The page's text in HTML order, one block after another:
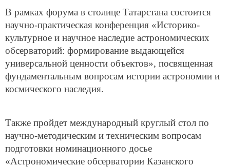
В рамках форума в столице Татарстана состоится
научно-практическая конференция «Историко-
культурное и научное наследие астрономических
обсерваторий: формирование выдающейся
универсальной ценности объектов», посвященная
фундаментальным вопросам истории астрономии и
космического наследия.
Также пройдет международный круглый стол по
научно-методическим и техническим вопросам
подготовки номинационного досье
«Астрономические обсерватории Казанского